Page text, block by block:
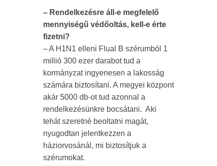
– Rendelkezésre áll-e megfelelő
mennyiségű védőoltás, kell-e érte
fizetni?
– A H1N1 elleni Flual B szérumból 1
millió 300 ezer darabot tud a
kormányzat ingyenesen a lakosság
számára biztosítani. A megyei központ
akár 5000 db-ot tud azonnal a
rendelkezésünkre bocsátani. Aki
tehát szeretné beoltatni magát,
nyugodtan jelentkezzen a
háziorvosánál, mi biztosítjuk a
szérumokat.